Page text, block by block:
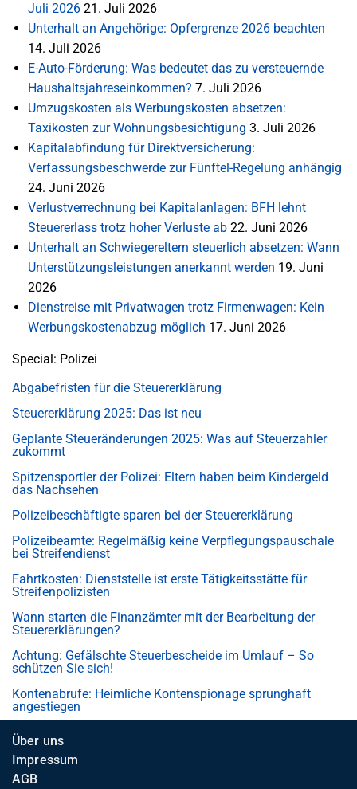
Juli 2026 21. Juli 2026
Unterhalt an Angehörige: Opfergrenze 2026 beachten
14. Juli 2026
E-Auto-Förderung: Was bedeutet das zu versteuernde
Haushaltsjahreseinkommen? 7. Juli 2026
Umzugskosten als Werbungskosten absetzen:
Taxikosten zur Wohnungsbesichtigung 3. Juli 2026
Kapitalabfindung für Direktversicherung:
Verfassungsbeschwerde zur Fünftel-Regelung anhängig
24. Juni 2026
Verlustverrechnung bei Kapitalanlagen: BFH lehnt
Steuererlass trotz hoher Verluste ab 22. Juni 2026
Unterhalt an Schwiegereltern steuerlich absetzen: Wann
Unterstützungsleistungen anerkannt werden 19. Juni
2026
Dienstreise mit Privatwagen trotz Firmenwagen: Kein
Werbungskostenabzug möglich 17. Juni 2026
Special: Polizei
Abgabefristen für die Steuererklärung
Steuererklärung 2025: Das ist neu
Geplante Steueränderungen 2025: Was auf Steuerzahler
zukommt
Spitzensportler der Polizei: Eltern haben beim Kindergeld
das Nachsehen
Polizeibeschäftigte sparen bei der Steuererklärung
Polizeibeamte: Regelmäßig keine Verpflegungspauschale
bei Streifendienst
Fahrtkosten: Dienststelle ist erste Tätigkeitsstätte für
Streifenpolizisten
Wann starten die Finanzämter mit der Bearbeitung der
Steuererklärungen?
Achtung: Gefälschte Steuerbescheide im Umlauf – So
schützen Sie sich!
Kontenabrufe: Heimliche Kontenspionage sprunghaft
angestiegen
Über uns
Impressum
AGB